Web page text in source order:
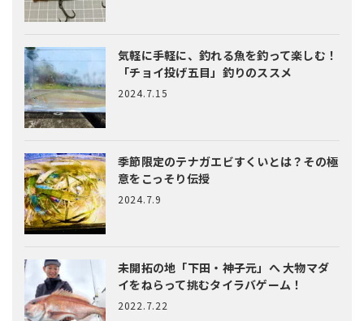
気軽に手軽に、釣れる魚を釣って楽しむ！
「チョイ投げ五目」釣りのススメ
2024.7.15
季節限定のテナガエビすくいとは？ その極
意をこっそり伝授
2024.7.9
未開拓の地「下田・神子元」へ大物マダ
イをねらって挑むタイラバゲーム！
2022.7.22